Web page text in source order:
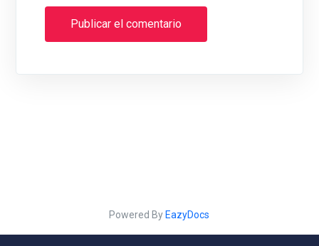
Powered By EazyDocs